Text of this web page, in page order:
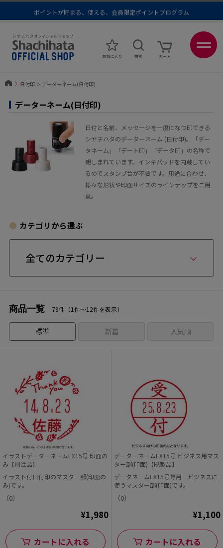
ポイントが貯まる、使える、会員限定ポイントプログラム
メール便1,500円以上 / 宅配便3,500円以上のお買い物で送料無料
あなたに最適なスタンプをシヤチハタがレコメンド
〉 日付印＞ データーネーム(日付印)
データーネーム(日付印)
日付と名前、メッセージを一度になつ印できる
シヤチハタのデーターネーム (日付印)。「デー
タネーム」「デート印」「データ印」の名称で
親しまれています。インキパッドを内蔵してい
るのでスタンプ台が不要です。用途に合わせ、
様々な形状や印面サイズのラインナップをご用
意。
カテゴリから選ぶ
全てのカテゴリー
商品一覧 79件（1件〜12件を表示）
標準 新着 人気順
イラストデーターネームEX15号 印面の
み【別注品】
イラスト付日付印のマスター部(印面の
み)です。
（0）
¥1,980
カートに入れる
データーネームEX15号 ビジネス用マス
ター部(印面)【既製品】
データネームEX15号専用 ビジネスに
使うマスター部(印面)です。
（0）
¥1,100
カートに入れる